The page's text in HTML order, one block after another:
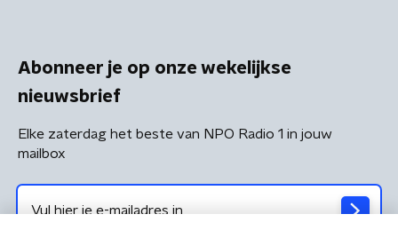
Abonneer je op onze wekelijkse
nieuwsbrief
Elke zaterdag het beste van NPO Radio 1 in jouw
mailbox